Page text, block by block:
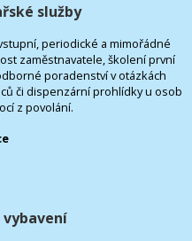
služby
periodické a mimořádné
zaměstnavatele, školení první
poradenství v otázkách
či dispenzární prohlídky u osob
z povolání.